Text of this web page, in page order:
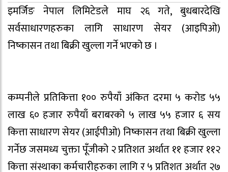
इमर्जिङ नेपाल लिमिटेडले माघ २६ गते, बुधबारदेखि
सर्वसाधारणहरुका लागि साधारण सेयर (आइपिओ)
निष्कासन तथा बिक्री खुल्ला गर्ने भएको छ ।
कम्पनीले प्रतिकित्ता १०० रुपैयाँ अंकित दरमा ५ करोड ५५
लाख ६० हजार रुपैयाँ बराबरको ५ लाख ५५ हजार ६ सय
कित्ता साधारण सेयर (आईपीओ) निष्कासन तथा बिक्री खुल्ला
गर्नेछ जसमध्य चुक्ता पूँजीको २ प्रतिशत अर्थात ११ हजार ११२
कित्ता संस्थाका कर्मचारीहरुका लागि र ५ प्रतिशत अर्थात २७